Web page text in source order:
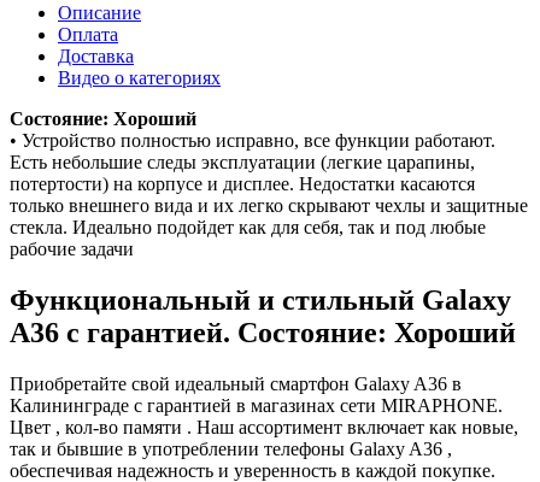
Описание
Оплата
Доставка
Видео о категориях
Состояние: Хороший
• Устройство полностью исправно, все функции работают.
Есть небольшие следы эксплуатации (легкие царапины,
потертости) на корпусе и дисплее. Недостатки касаются
только внешнего вида и их легко скрывают чехлы и защитные
стекла. Идеально подойдет как для себя, так и под любые
рабочие задачи
Функциональный и стильный Galaxy
A36 с гарантией. Состояние: Хороший
Приобретайте свой идеальный смартфон Galaxy A36 в
Калининграде с гарантией в магазинах сети MIRAPHONE.
Цвет , кол-во памяти . Наш ассортимент включает как новые,
так и бывшие в употреблении телефоны Galaxy A36 ,
обеспечивая надежность и уверенность в каждой покупке.